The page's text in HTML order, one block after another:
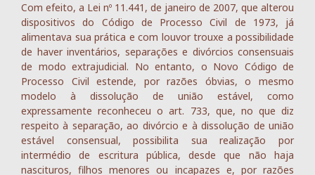
Com efeito, a Lei nº 11.441, de janeiro de 2007, que alterou
dispositivos do Código de Processo Civil de 1973, já
alimentava sua prática e com louvor trouxe a possibilidade
de haver inventários, separações e divórcios consensuais
de modo extrajudicial. No entanto, o Novo Código de
Processo Civil estende, por razões óbvias, o mesmo
modelo à dissolução de união estável, como
expressamente reconheceu o art. 733, que, no que diz
respeito à separação, ao divórcio e à dissolução de união
estável consensual, possibilita sua realização por
intermédio de escritura pública, desde que não haja
nascituros, filhos menores ou incapazes e, por razões